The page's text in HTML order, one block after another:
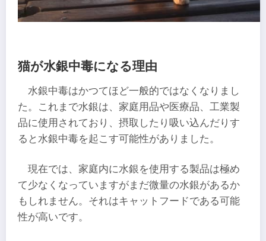
猫が水銀中毒になる理由
水銀中毒はかつてほど一般的ではなくなりまし
た。これまで水銀は、家庭用品や医療品、工業製
品に使用されており、摂取したり吸い込んだりす
ると水銀中毒を起こす可能性がありました。
現在では、家庭内に水銀を使用する製品は極め
て少なくなっていますがまだ微量の水銀があるか
もしれません。それはキャットフードである可能
性が高いです。